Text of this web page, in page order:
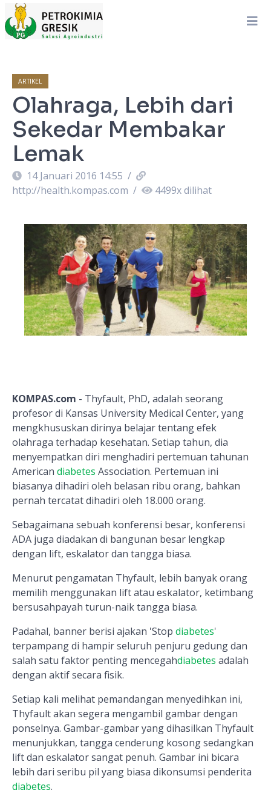
ARTIKEL
Olahraga, Lebih dari
Sekedar Membakar
Lemak
14 Januari 2016 14:55 /
http://health.kompas.com / 4499x dilihat
KOMPAS.com - Thyfault, PhD, adalah seorang
profesor di Kansas University Medical Center, yang
mengkhususkan dirinya belajar tentang efek
olahraga terhadap kesehatan. Setiap tahun, dia
menyempatkan diri menghadiri pertemuan tahunan
American diabetes Association. Pertemuan ini
biasanya dihadiri oleh belasan ribu orang, bahkan
pernah tercatat dihadiri oleh 18.000 orang.
Sebagaimana sebuah konferensi besar, konferensi
ADA juga diadakan di bangunan besar lengkap
dengan lift, eskalator dan tangga biasa.
Menurut pengamatan Thyfault, lebih banyak orang
memilih menggunakan lift atau eskalator, ketimbang
bersusahpayah turun-naik tangga biasa.
Padahal, banner berisi ajakan 'Stop diabetes'
terpampang di hampir seluruh penjuru gedung dan
salah satu faktor penting mencegahdiabetes adalah
dengan aktif secara fisik.
Setiap kali melihat pemandangan menyedihkan ini,
Thyfault akan segera mengambil gambar dengan
ponselnya. Gambar-gambar yang dihasilkan Thyfault
menunjukkan, tangga cenderung kosong sedangkan
lift dan eskalator sangat penuh. Gambar ini bicara
lebih dari seribu pil yang biasa dikonsumsi penderita
diabetes.